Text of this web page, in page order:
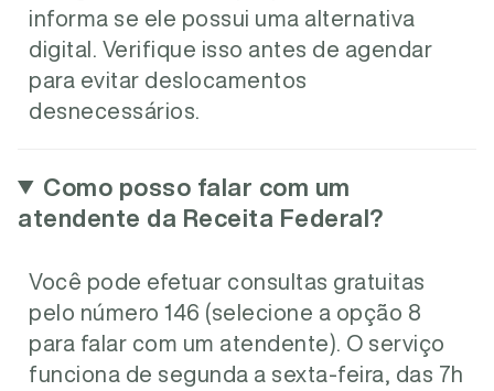
informa se ele possui uma alternativa
digital. Verifique isso antes de agendar
para evitar deslocamentos
desnecessários.
Como posso falar com um
atendente da Receita Federal?
Você pode efetuar consultas gratuitas
pelo número 146 (selecione a opção 8
para falar com um atendente). O serviço
funciona de segunda a sexta-feira, das 7h